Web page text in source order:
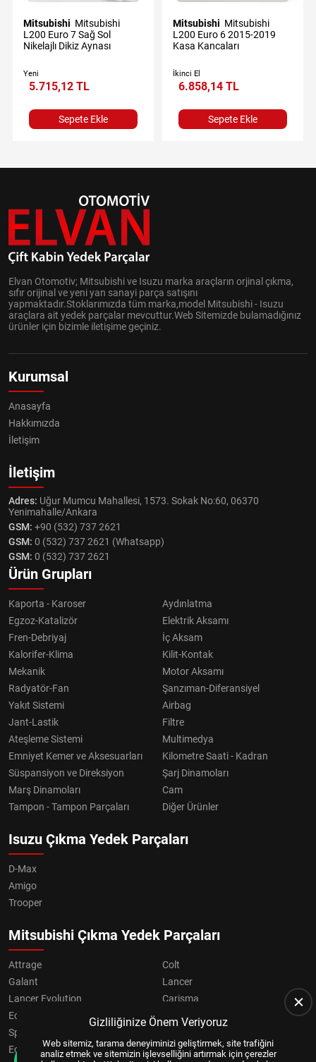
Mitsubishi
L200 Euro 7 Sağ Sol
Nikelajlı Dikiz Aynası
Yeni
5.715,12 TL
Sepete Ekle
Mitsubishi
L200 Euro 6 2015-2019
Kasa Kancaları
İkinci El
6.858,14 TL
Sepete Ekle
Elvan Otomotiv; Mitsubishi ve Isuzu marka araçların orjinal çıkma,
sıfır orijinal ve yeni yan sanayi parça satışını
yapmaktadır.Stoklarımızda tüm marka,model Mitsubishi - Isuzu
araçlara ait yedek parçalar mevcuttur.Web Sitemizde bulamadığınız
ürünler için bizimle iletişime geçiniz.
Kurumsal
Anasayfa
Hakkımızda
İletişim
İletişim
Adres: Uğur Mumcu Mahallesi, 1573. Sokak No:60, 06370
Yenimahalle/Ankara
GSM: +90 (532) 737 2621
GSM: 0 (532) 737 2621 (Whatsapp)
GSM: 0 (532) 737 2621
Ürün Grupları
Kaporta - Karoser
Aydınlatma
Egzoz-Katalizör
Elektrik Aksamı
Fren-Debriyaj
İç Aksam
Kalorifer-Klima
Kilit-Kontak
Mekanik
Motor Aksamı
Radyatör-Fan
Şanzıman-Diferansiyel
Yakıt Sistemi
Airbag
Jant-Lastik
Filtre
Ateşleme Sistemi
Multimedya
Emniyet Kemer ve Aksesuarları
Kilometre Saati - Kadran
Süspansiyon ve Direksiyon
Şarj Dinamoları
Marş Dinamoları
Cam
Tampon - Tampon Parçaları
Diğer Ürünler
Isuzu Çıkma Yedek Parçaları
D-Max
Amigo
Trooper
Mitsubishi Çıkma Yedek Parçaları
Attrage
Colt
Galant
Lancer
Lancer Evolution
Carisma
Eclipse
Grandis
Space Star
Eclipse Cross
OUTLANDER
Gizliliğinize Önem Veriyoruz
Web sitemiz, tarama deneyiminizi geliştirmek, site trafiğini
analiz etmek ve sitemizin işlevselliğini artırmak için çerezler